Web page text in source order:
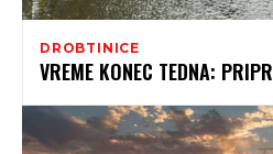
DROBTINICE
VREME KONEC TEDNA: